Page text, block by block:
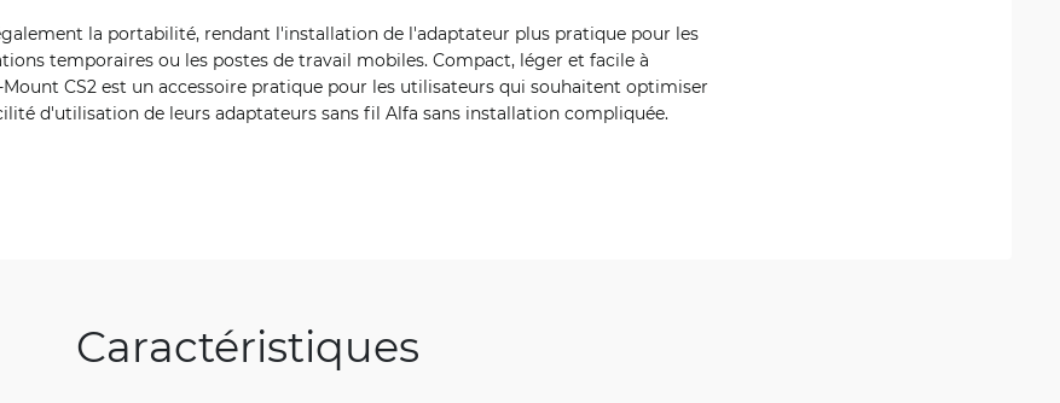
la portabilité, rendant l'installation de l'adaptateur plus pratique pour les
temporaires ou les postes de travail mobiles. Compact, léger et facile à
CS2 est un accessoire pratique pour les utilisateurs qui souhaitent optimiser
d'utilisation de leurs adaptateurs sans fil Alfa sans installation compliquée.
Caractéristiques